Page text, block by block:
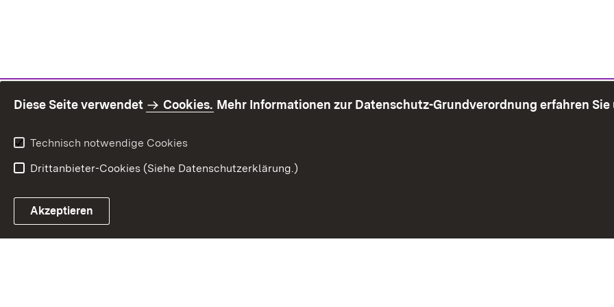
Diese Seite verwendet Cookies. Mehr Informationen zur Datenschutz-Grundverordnung erfahren Sie
Technisch notwendige Cookies
Drittanbieter-Cookies (Siehe Datenschutzerklärung.)
Akzeptieren